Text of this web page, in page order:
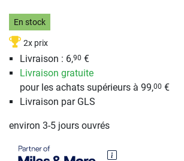
En stock
2x prix
Livraison : 6,90 €
Livraison gratuite
pour les achats supérieurs à 99,00 €
Livraison par GLS
environ 3-5 jours ouvrés